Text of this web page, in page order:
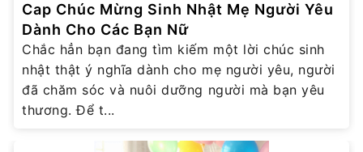
Cap Chúc Mừng Sinh Nhật Mẹ Người Yêu
Dành Cho Các Bạn Nữ
Chắc hẳn bạn đang tìm kiếm một lời chúc sinh
nhật thật ý nghĩa dành cho mẹ người yêu, người
đã chăm sóc và nuôi dưỡng người mà bạn yêu
thương. Để t...